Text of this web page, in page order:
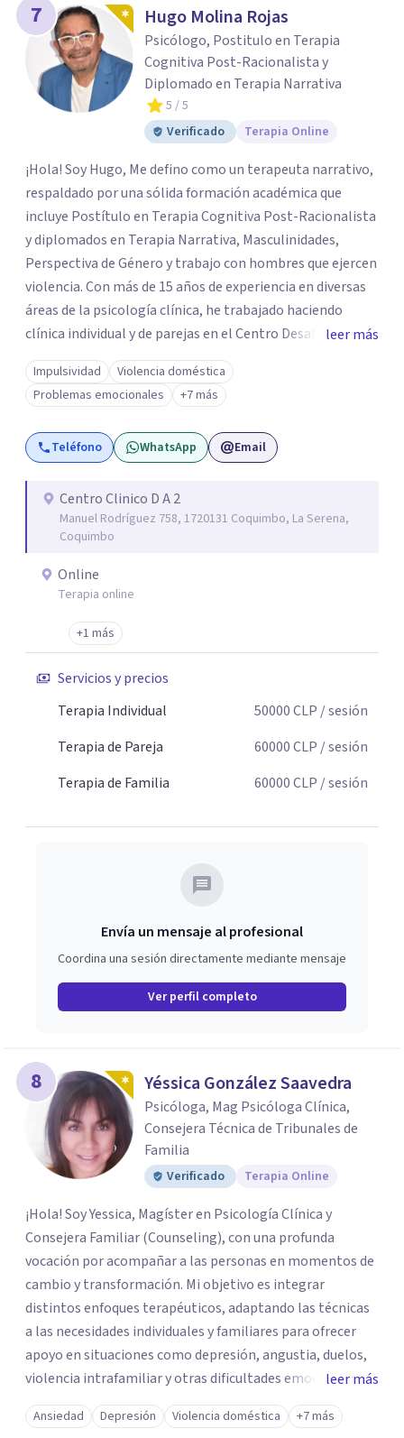
7 Hugo Molina Rojas
Psicólogo, Postitulo en Terapia
Cognitiva Post-Racionalista y
Diplomado en Terapia Narrativa
5 / 5
Verificado
Terapia Online
¡Hola! Soy Hugo, Me defino como un terapeuta narrativo,
respaldado por una sólida formación académica que
incluye Postítulo en Terapia Cognitiva Post-Racionalista
y diplomados en Terapia Narrativa, Masculinidades,
Perspectiva de Género y trabajo con hombres que ejercen
violencia. Con más de 15 años de experiencia en diversas
áreas de la psicología clínica, he trabajado haciendo
clínica individual y de parejas en el Centro Desafío de
Pareja y el Centro de Diálisis Renacer, coordinando el
Programa de Resocialización Para hombre que ejercen
Violencia contra la Pareja (PRHEVIP) y siendo docente en
la Universidad de Aconcagua impartiendo cátedras de
Psicología Social y Teoría de Sistemas Psicológicos y
leer más
Impulsividad
Violencia doméstica
Problemas emocionales
+7 más
Teléfono WhatsApp Email
Centro Clinico D A 2
Manuel Rodríguez 758, 1720131 Coquimbo, La Serena,
Coquimbo
Online
Terapia online
+1 más
Servicios y precios
Terapia Individual
50000CLP / sesión
Terapia de Pareja
60000CLP / sesión
Terapia de Familia
60000CLP / sesión
Envía un mensaje al profesional
Coordina una sesión directamente mediante mensaje
Ver perfil completo
8 Yéssica González Saavedra
Psicóloga, Mag Psicóloga Clínica,
Consejera Técnica de Tribunales de
Familia
Verificado Terapia Online
¡Hola! Soy Yessica, Magíster en Psicología Clínica y
Consejera Familiar (Counseling), con una profunda
vocación por acompañar a las personas en momentos de
cambio y transformación. Mi objetivo es integrar
distintos enfoques terapéuticos, adaptando las técnicas
a las necesidades individuales y familiares para ofrecer
apoyo en situaciones como depresión, angustia, duelos,
violencia intrafamiliar y otras dificultades emocionales,
tanto a nivel individual, de pareja o familiar. Cuento con
más de 10 años de experiencia profesional en consulta
leer más
Ansiedad Depresión Violencia doméstica +7 más